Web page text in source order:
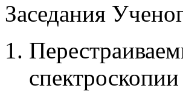
Заседания